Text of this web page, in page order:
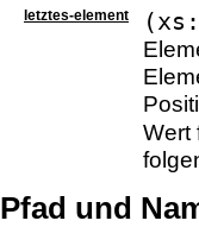
letztes-element
Wert
Pfad und